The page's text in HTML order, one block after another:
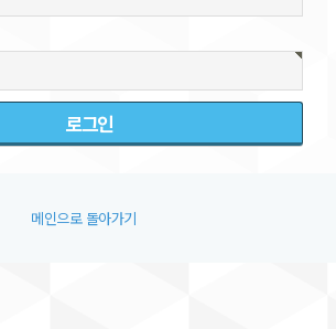
메인으로 돌아가기